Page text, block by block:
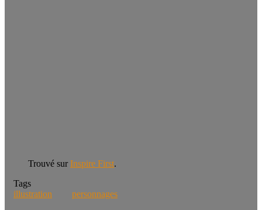
Trouvé surInspire First.
Tags
illustration
personnages